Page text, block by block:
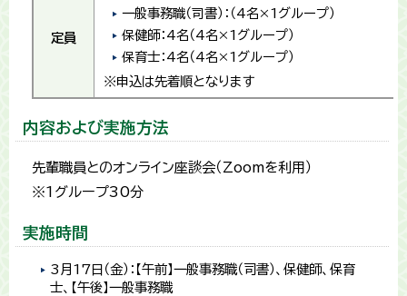
定員
一般事務職（司書）：（4名×1グループ）
保健師：4名（4名×1グループ）
保育士：4名（4名×1グループ）
※申込は先着順となります
内容および実施方法​
先輩職員とのオンライン座談会（Zoomを利用）
※1グループ30分
実施時間
3月17日（金）：【午前】一般事務職（司書）、保健師、保育
士、【午後】一般事務職